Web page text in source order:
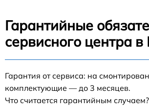
Гарантийные
сервисного центра
Гарантия от сервиса: на
комплектующие — до 3 месяцев.
Что считается гарантийным случаем?